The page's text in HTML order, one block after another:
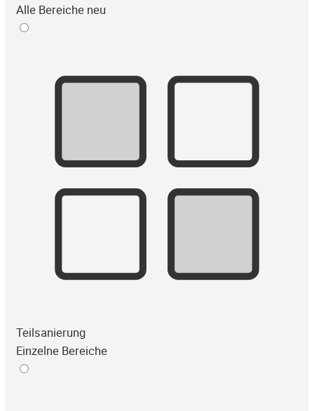
Alle Bereiche neu
Teilsanierung
Einzelne Bereiche